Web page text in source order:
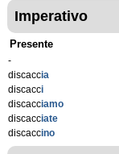
Imperativo
Presente
-
discaccia
discacci
discacciamo
discacciate
discaccino